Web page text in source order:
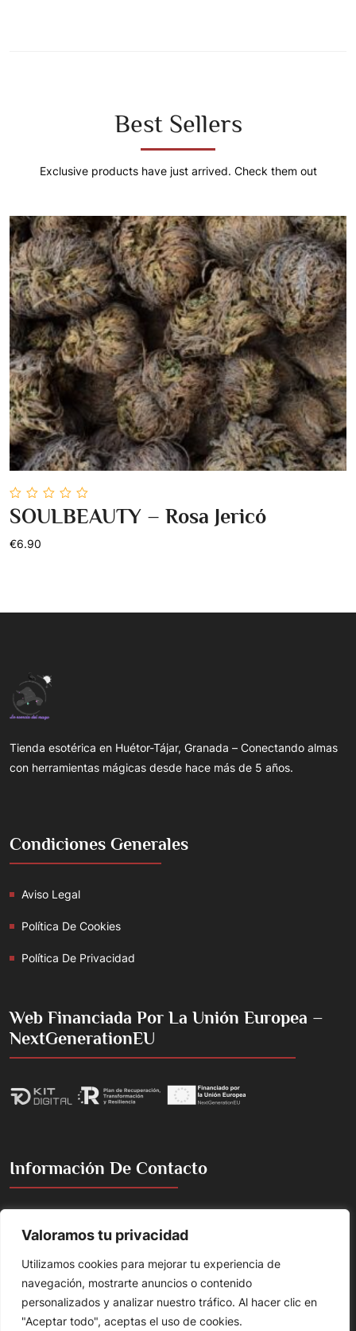
Valoramos tu privacidad
Utilizamos cookies para mejorar tu experiencia de
navegación, mostrarte anuncios o contenido
personalizados y analizar nuestro tráfico. Al hacer clic en
"Aceptar todo", aceptas el uso de cookies.
Best Sellers
Exclusive products have just arrived. Check them out
Add To Cart
0
out
5
SOULBEAUTY – Rosa Jericó
€6.90
Tienda esotérica en Huétor-Tájar, Granada – Conectando almas
con herramientas mágicas desde hace más de 5 años.
Condiciones Generales
Aviso Legal
Política De Cookies
Política De Privacidad
Web Financiada Por La Unión Europea –
NextGenerationEU
Información De Contacto
Emilojesus@gmail.com
+(34) 658 865 205